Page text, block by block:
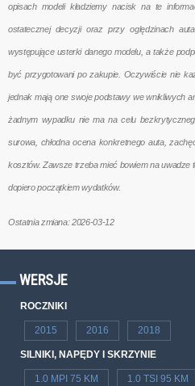
opisach modeli kładziemy nacisk na te
ostatecznej decyzji oraz przy oględzinach
występujące usterki danego modelu, a także
być przygotowani po zakupie. Oczywiście nie
jednak mają one swoje podstawy we wnikliwych
żadnym wypadku nie ma na celu
surowa, chłodna ocena konkretnego auta,
kosztów. Zawsze trzeba mieć bowiem na
dopiero początkiem wydatków.
Ostatnia zmiana: 2026-03-12
WERSJE
ROCZNIKI
2015 2016 2018
SILNIKI, NAPĘDY I SKRZYNIE
1.0 MPI 75 KM 1.0 TSI 95 KM